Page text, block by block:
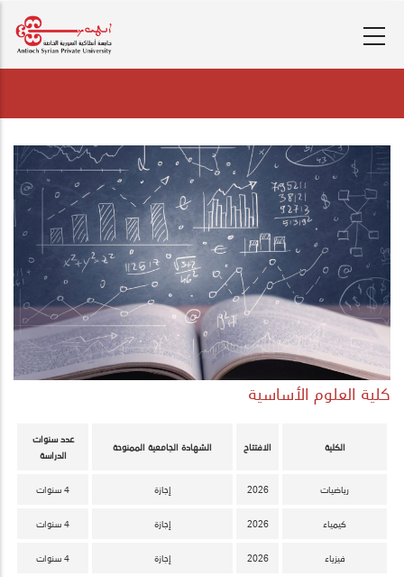
كلية العلوم الأساسية
الكلية الافتتاح الشهادة الجامعية الممنوحة
عدد سنوات
الدراسة
رياضيات
2026 إجازة
4 سنوات
كيمياء
2026 إجازة
4 سنوات
فيزياء
2026 إجازة 4 سنوات